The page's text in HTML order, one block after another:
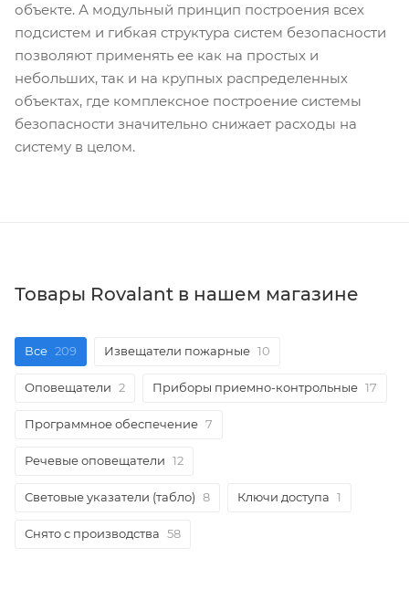
объекте. А модульный принцип построения всех
подсистем и гибкая структура систем безопасности
позволяют применять ее как на простых и
небольших, так и на крупных распределенных
объектах, где комплексное построение системы
безопасности значительно снижает расходы на
систему в целом.
Товары Rovalant в нашем магазине
Все 209 Извещатели пожарные 10
Оповещатели 2 Приборы приемно-контрольные 17
Программное обеспечение 7
Речевые оповещатели 12
Световые указатели (табло) 8 Ключи доступа 1
Снято с производства 58